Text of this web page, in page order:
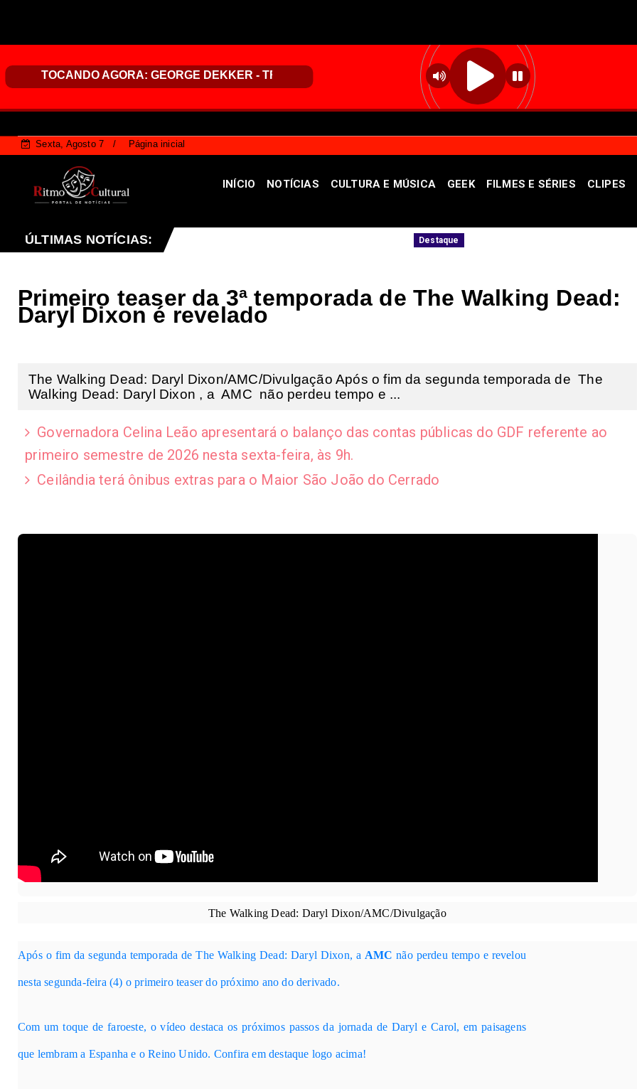
Sexta, Agosto 7 Página inicial
INÍCIO NOTÍCIAS CULTURA E MÚSICA GEEK FILMES E SÉRIES CLIPES
ÚLTIMAS NOTÍCIAS:
sexta-feira (07), no programa Vozes da Comunidade Governadora Celina Leão
Primeiro teaser da 3ª temporada de The Walking Dead:
Daryl Dixon é revelado
The Walking Dead: Daryl Dixon/AMC/Divulgação Após o fim da segunda temporada de The
Walking Dead: Daryl Dixon , a AMC não perdeu tempo e ...
Governadora Celina Leão apresentará o balanço das contas públicas do GDF referente ao
primeiro semestre de 2026 nesta sexta-feira, às 9h.
Ceilândia terá ônibus extras para o Maior São João do Cerrado
The Walking Dead: Daryl Dixon/AMC/Divulgação
Após o fim da segunda temporada deThe Walking Dead: Daryl Dixon, a AMC não perdeu tempo e revelou
nesta segunda-feira (4) o primeiro teaser do próximo ano do derivado.
Com um toque de faroeste, o vídeo destaca os próximos passos da jornada de Daryl e Carol, em paisagens
que lembram a Espanha e o Reino Unido. Confira em destaque logo acima!